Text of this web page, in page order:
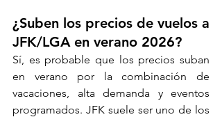
¿Suben los precios de vuelos a
JFK/LGA en verano 2026?
Sí, es probable que los precios suban
en verano por la combinación de
vacaciones, alta demanda y eventos
programados. JFK suele ser uno de los